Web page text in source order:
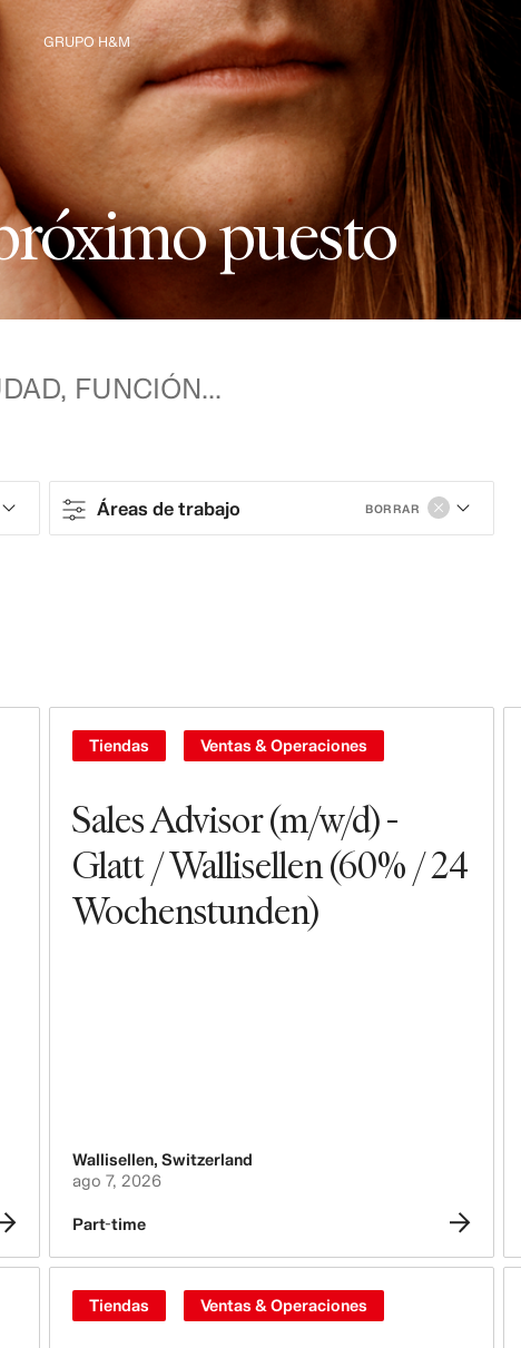
GRUPO H&M
Explorar el Grupo
róximopuesto
Áreas de trabajo BORRAR
Ventas & Operaciones
Tiendas
Compras & Suministro
Logística
Diseño & Desarrollo de productos
Sales Advisor (m/w/d) -
Glatt / Wallisellen (60% / 24
Wochenstunden)
Tiendas Ventas & Operaciones
Wallisellen, Switzerland
ago 7, 2026
Part-time
Tiendas Ventas & Operaciones